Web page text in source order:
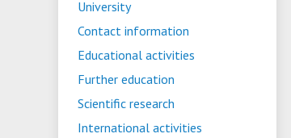
• Конкурсы на замещение
должностей
• Олимпиада "Большие надежды
малых городов"
ориентации и содействия
трудоустройству выпускников
«Карьера»
• Платные образовательные услуги
• Стипендии и меры поддержки
обучающихся
• Абитуриенту
University
Contact information
Educational activities
Further education
Scientific research
International activities